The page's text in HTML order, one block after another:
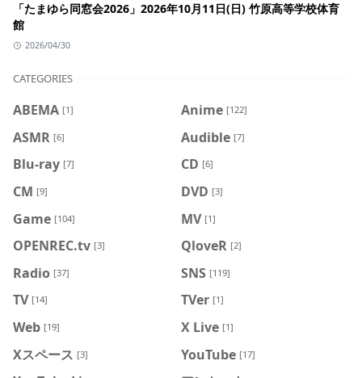
「たまゆら同窓会2026」2026年10月11日(日) 竹原高等学校体育
館
2026/04/30
CATEGORIES
ABEMA [1] Anime [122]
ASMR [6] Audible [7]
Blu-ray [7] CD [6]
CM [9] DVD [3]
Game [104] MV [1]
OPENREC.tv [3] QloveR [2]
Radio [37] SNS [119]
TV [14] TVer [1]
Web [19] X Live [1]
Xスペース [3] YouTube [17]